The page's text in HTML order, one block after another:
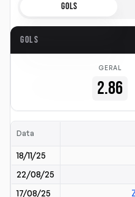
GOLS
GOLS
GERAL
2.86
Data
18/11/25
22/08/25
17/08/25